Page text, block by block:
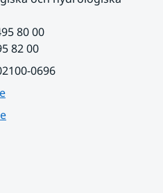
80 00
82 00
0696